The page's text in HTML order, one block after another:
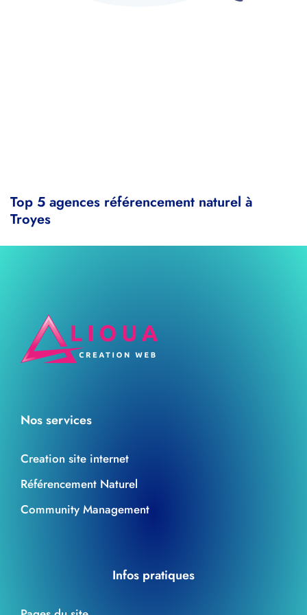
Top 5 agences référencement naturel à
Troyes
Nos services
Creation site internet
Référencement Naturel
Community Management
Infos pratiques